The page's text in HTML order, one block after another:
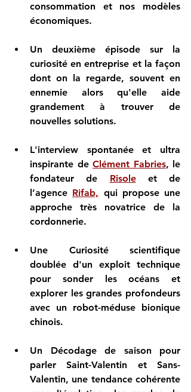
consommation et nos modèles
économiques.
Un deuxième épisode sur la
curiosité en entreprise et la façon
dont on la regarde, souvent en
ennemie alors qu'elle aide
grandement à trouver de
nouvelles solutions.
L'interview spontanée et ultra
inspirante de Clément Fabries, le
fondateur de Risole et de
l’agence Rifab, qui propose une
approche très novatrice de la
cordonnerie.
Une Curiosité scientifique
doublée d'un exploit technique
pour sonder les océans et
explorer les grandes profondeurs
avec un robot-méduse bionique
chinois.
Un Décodage de saison pour
parler Saint-Valentin et Sans-
Valentin, une tendance cohérente